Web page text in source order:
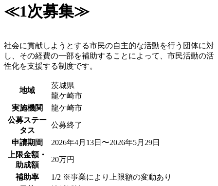
≪1次募集≫
社会に貢献しようとする市民の自主的な活動を行う団体に対
し、その経費の一部を補助することによって、市民活動の活
性化を支援する制度です。
地域
茨城県
龍ケ崎市
実施機関
龍ケ崎市
公募ステー
タス
公募終了
申請期間
2026年4月13日〜2026年5月29日
上限金額・
助成額
20万円
補助率
1/2 ※事業により上限額の変動あり